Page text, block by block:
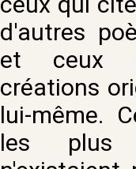
d'autres
et ceux
créations
lui-même.
les plus